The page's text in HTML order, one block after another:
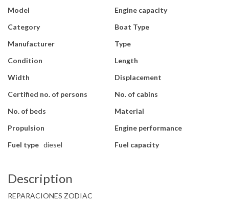
Model
Engine capacity
Category
Boat Type
Manufacturer
Type
Condition
Length
Width
Displacement
Certified no. of persons
No. of cabins
No. of beds
Material
Propulsion
Engine performance
Fuel type diesel Fuel capacity
Description
REPARACIONES ZODIAC